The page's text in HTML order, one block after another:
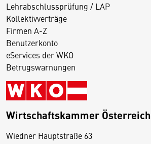
Lehrabschlussprüfung / LAP
Kollektivverträge
Firmen A-Z
Benutzerkonto
eServices der WKO
Betrugswarnungen
Wirtschaftskammer Österreich
Wiedner Hauptstraße 63
D